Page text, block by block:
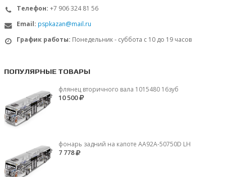
Телефон: +7 906 324 81 56
Email: pspkazan@mail.ru
График работы: Понедельник - суббота с 10 до 19 часов
ПОПУЛЯРНЫЕ ТОВАРЫ
флянец вторичного вала 1015480 16зуб
10 500
фонарь задний на капоте AA92A-50750D LH
7 778